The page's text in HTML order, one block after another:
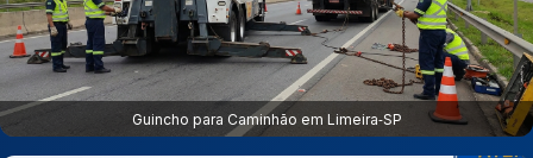
Guincho para Caminhão em Limeira‑SP